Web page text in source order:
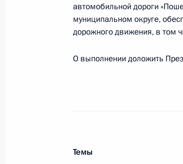
О ходе исполнения
конференц-связи
Российской Федерации
21 ноября 2025 года,
автомобильной дороги
муниципальном округе,
дорожного движения, в том
О выполнении доложить
Темы